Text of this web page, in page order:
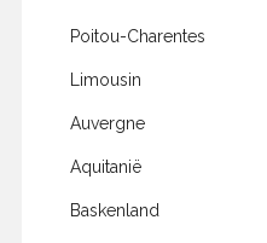
Poitou-Charentes
Limousin
Auvergne
Aquitanië
Baskenland